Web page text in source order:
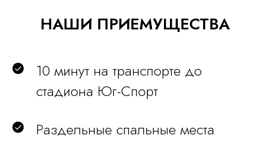
НАШИ ПРИЕМУЩЕСТВА
10 минут на транспорте до
стадиона Юг-Спорт
Раздельные спальные места